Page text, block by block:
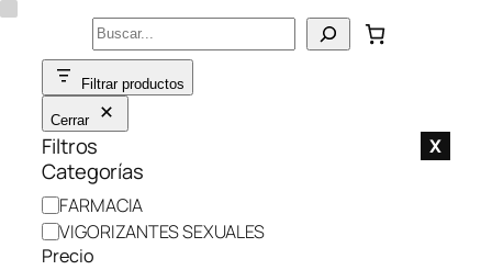
Saltar
contenido
Buscar
Filtrar productos
Cerrar
Filtros X
Categorías
C
a
t
FARMACIA
VIGORIZANTES SEXUALES
Precio